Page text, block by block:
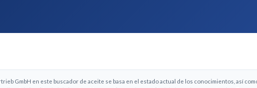
GmbH en este buscador de aceite se basa en el estado actual de los conocimientos, así